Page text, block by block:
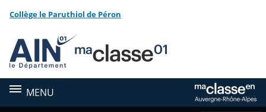
Menu de la rubrique
Contenu
Collège le Paruthiol de Péron
MENU